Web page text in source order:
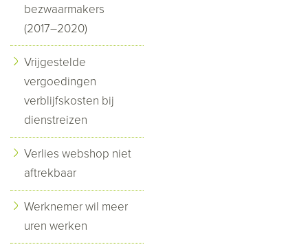
bezwaarmakers
(2017–2020)
Vrijgestelde
vergoedingen
verblijfskosten bij
dienstreizen
Verlies webshop niet
aftrekbaar
Werknemer wil meer
uren werken